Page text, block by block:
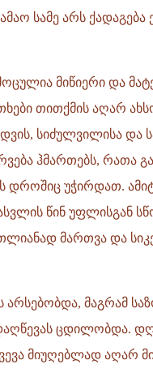
სამე არს ქადაგება
მიწიერი და
თითქმის აღარ
სიძულვილისა და
ჰმართებს, რათა
დროშიც უჭირდათ.
წინ უფლისგან
მართვა და
მაგრამ
ცდილობდა.
მიუღებლად აღარ